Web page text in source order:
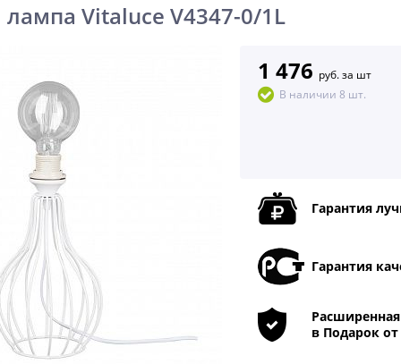
Vitaluce V4347-0/1L
1 476 руб. за шт
В наличии 8 шт.
Гарантия
Гарантия
в Подарок